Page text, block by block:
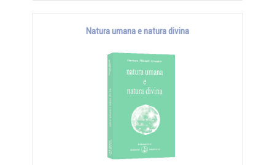
Natura umana e natura divina